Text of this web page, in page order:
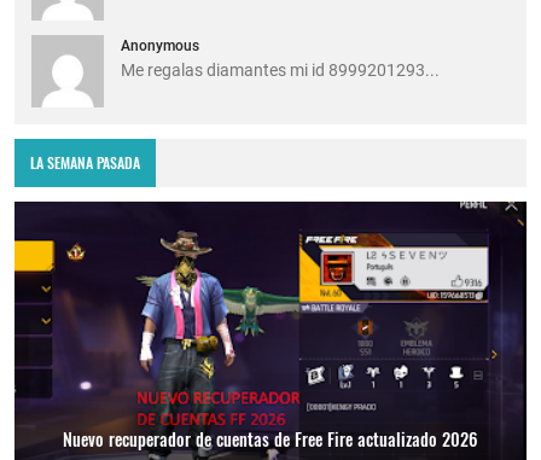
Anonymous
Me regalas diamantes mi id 8999201293...
LA SEMANA PASADA
Nuevo recuperador de cuentas de Free Fire actualizado 2026